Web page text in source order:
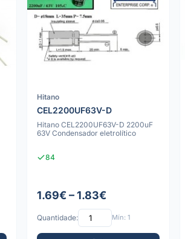
Hitano
CEL2200UF63V-D
Hitano CEL2200UF63V-D 2200uF
63V Condensador eletrolítico
84
1.69€ – 1.83€
Quantidade: Mín: 1